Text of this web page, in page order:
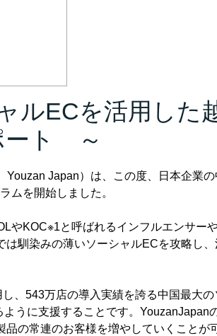
ECを活用した
ート ～
Japan）は、この度、日本企業
ムを開始しました。
やKOC※1と呼ばれるインフルエンサー
馴染みの薄いソーシャルECを攻略し
、543万店の導入実績を誇る中国最大
うに支援することです。YouzanJapan
の常連のお客様を増やしていくことが